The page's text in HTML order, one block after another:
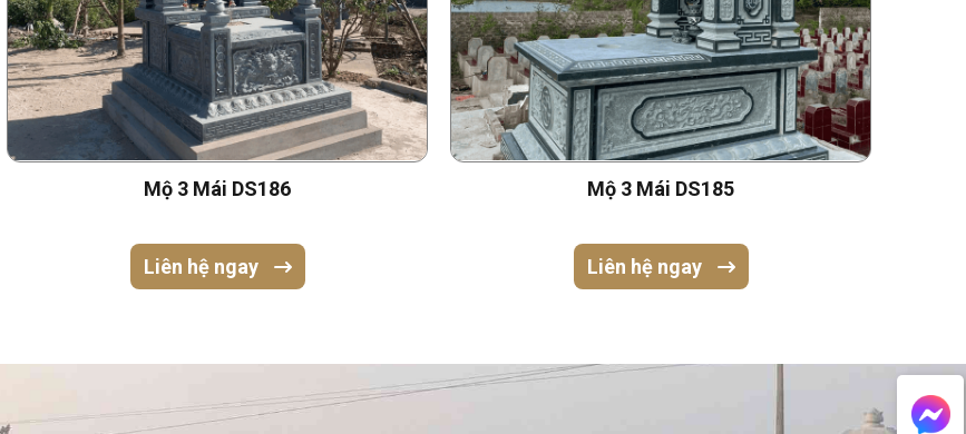
Mộ 3 Mái DS186
Liên hệ ngay
Mộ 3 Mái DS185
Liên hệ ngay